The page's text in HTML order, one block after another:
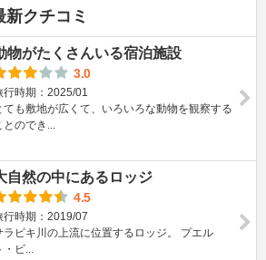
新クチコミ
物がたくさんいる宿泊施設
3.0
行時期：2025/01
ても敷地が広くて、いろいろな動物を観察する
とのでき...
自然の中にあるロッジ
4.5
行時期：2019/07
ラピキ川の上流に位置するロッジ。 プエル
・ビ...